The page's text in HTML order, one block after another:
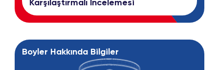
Karşılaştırmalı İncelemesi
Boyler Hakkında Bilgiler